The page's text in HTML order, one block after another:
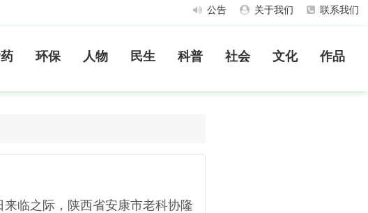
公告 关于我们 联系我们
环保 人物 民生 科普 社会 文化 作品
临之际，陕西省安康市老科协隆